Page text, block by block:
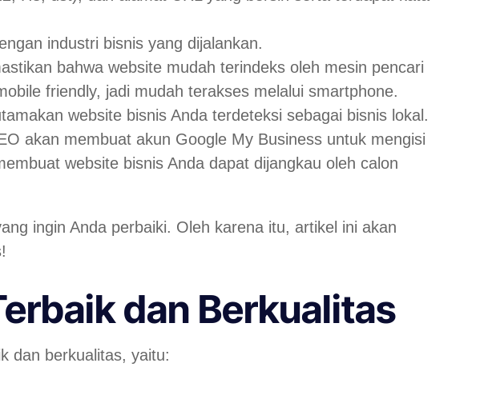
industri bisnis yang dijalankan.
bahwa website mudah terindeks oleh mesin pencari
friendly, jadi mudah terakses melalui smartphone.
website bisnis Anda terdeteksi sebagai bisnis lokal.
akan membuat akun Google My Business untuk mengisi
website bisnis Anda dapat dijangkau oleh calon
ingin Anda perbaiki. Oleh karena itu, artikel ini akan
dan Berkualitas
dan berkualitas, yaitu: